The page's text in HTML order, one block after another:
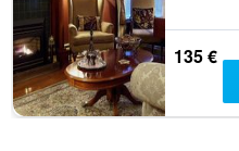
135 €